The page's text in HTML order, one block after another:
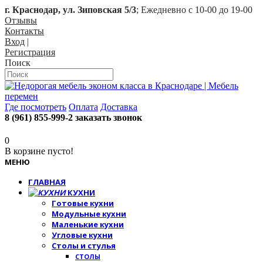
г. Краснодар, ул. Зиповская 5/3; Ежедневно с 10-00 до 19-00
Отзывы
Контакты
Вход |
Регистрация
Поиск
Где посмотреть Оплата Доставка
8 (961) 855-999-2 заказать звонок
0
В корзине пусто!
МЕНЮ
ГЛАВНАЯ
КУХНИ
Готовые кухни
Модульные кухни
Маленькие кухни
Угловые кухни
Столы и стулья
СТОЛЫ